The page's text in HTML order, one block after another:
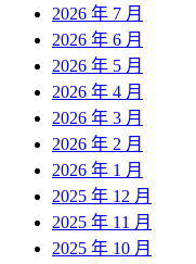
2026 年 7 月
2026 年 6 月
2026 年 5 月
2026 年 4 月
2026 年 3 月
2026 年 2 月
2026 年 1 月
2025 年 12 月
2025 年 11 月
2025 年 10 月